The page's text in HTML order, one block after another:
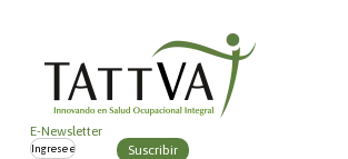
E-Newsletter
Suscribir